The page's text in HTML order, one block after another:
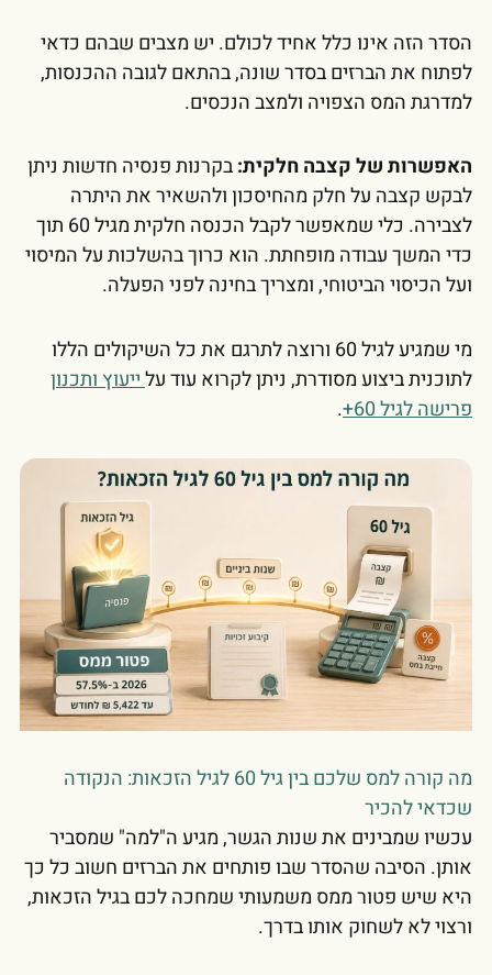
הסדר הזה אינו כלל אחיד לכולם. יש מצבים שבהם כדאי
לפתוח את הברזים בסדר שונה, בהתאם לגובה ההכנסות,
למדרגת המס הצפויה ולמצב הנכסים.
האפשרות של קצבה חלקית:בקרנות פנסיה חדשות ניתן
לבקש קצבה על חלק מהחיסכון ולהשאיר את היתרה
לצבירה. כלי שמאפשר לקבל הכנסה חלקית מגיל 60 תוך
כדי המשך עבודה מופחתת. הוא כרוך בהשלכות על המיסוי
ועל הכיסוי הביטוחי, ומצריך בחינה לפני הפעלה.
מי שמגיע לגיל 60 ורוצה לתרגם את כל השיקולים הללו
לתוכנית ביצוע מסודרת, ניתן לקרוא עוד עלייעוץ ותכנון
פרישה לגיל 60+
.
מה קורה למס שלכם בין גיל 60 לגיל הזכאות: הנקודה
שכדאי להכיר
עכשיו שמבינים את שנות הגשר, מגיע ה"למה" שמסביר
אותן. הסיבה שהסדר שבו פותחים את הברזים חשוב כל כך
היא שיש פטור ממס משמעותי שמחכה לכם בגיל הזכאות,
ורצוי לא לשחוק אותו בדרך.